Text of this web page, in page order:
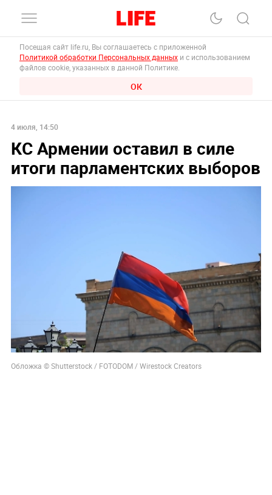
Посещая сайт life.ru, Вы соглашаетесь с приложенной
Политикой обработки Персональных данных и с использованием
файлов cookie, указанных в данной Политике.
ОК
4 июля, 14:50
КС Армении оставил в силе
итоги парламентских выборов
Обложка © Shutterstock / FOTODOM / Wirestock Creators